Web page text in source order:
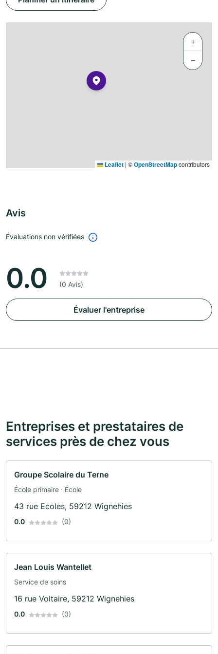
+
−
Leaflet | ©OpenStreetMapcontributors
Avis
Évaluations non vérifiées
0.0 (0 Avis)
Évaluer l'entreprise
Entreprises et prestataires de
services près de chez vous
Groupe Scolaire du Terne
École primaire · École
43 rue Ecoles, 59212 Wignehies
0.0 (0)
Jean Louis Wantellet
Service de soins
16 rue Voltaire, 59212 Wignehies
0.0 (0)